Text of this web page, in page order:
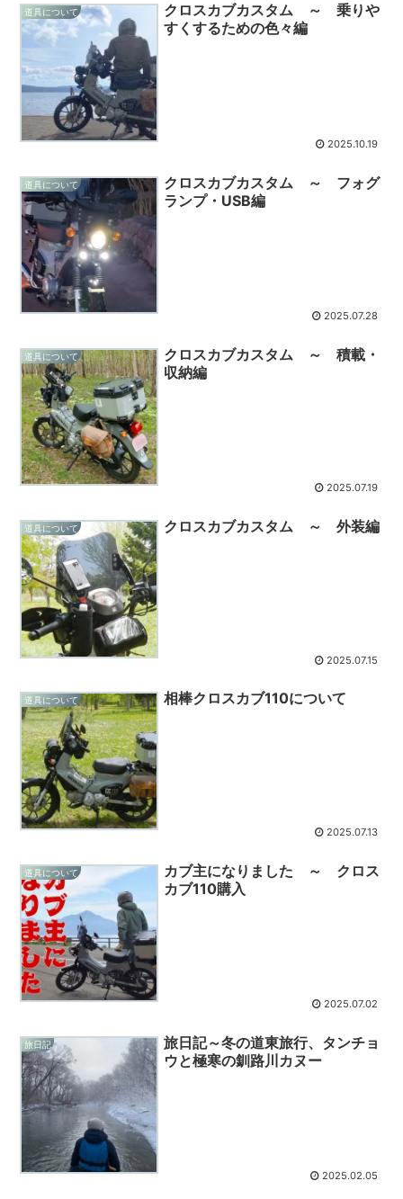
道具について
クロスカブカスタム ～ 乗りや
すくするための色々編
2025.10.19
道具について
クロスカブカスタム ～ フォグ
ランプ・USB編
2025.07.28
道具について
クロスカブカスタム ～ 積載・
収納編
2025.07.19
道具について クロスカブカスタム ～ 外装編
2025.07.15
道具について 相棒クロスカブ110について
2025.07.13
道具について
カブ主になりました ～ クロス
カブ110購入
2025.07.02
旅日記
旅日記～冬の道東旅行、タンチョ
ウと極寒の釧路川カヌー
2025.02.05